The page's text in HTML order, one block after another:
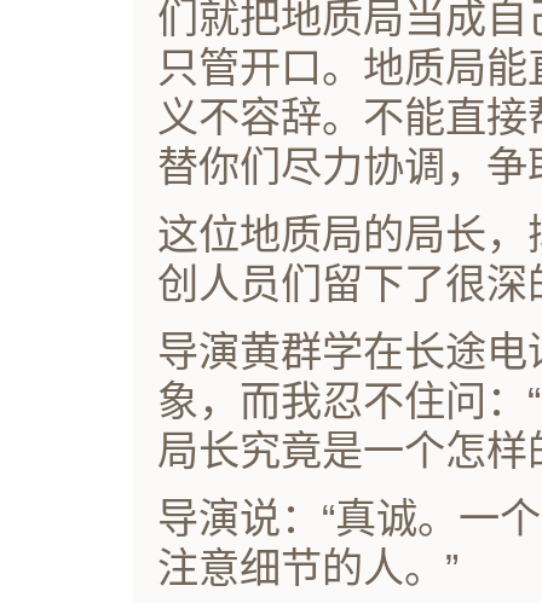
们就把地质局当成
只管开口。地质局
义不容辞。不能直
替你们尽力协调，
这位地质局的局长
创人员们留下了很深
导演黄群学在长途
象，而我忍不住问：
局长究竟是一个怎样
导演说：“真诚。一
注意细节的人。”